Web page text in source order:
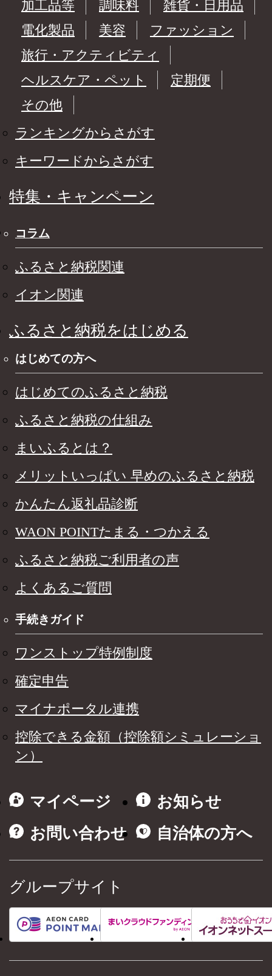
加工品等
調味料
雑貨・日用品
電化製品
美容
ファッション
旅行・アクティビティ
ヘルスケア・ペット
定期便
その他
ランキングからさがす
キーワードからさがす
特集・キャンペーン
コラム
ふるさと納税関連
イオン関連
ふるさと納税をはじめる
はじめての方へ
はじめてのふるさと納税
ふるさと納税の仕組み
まいふるとは？
メリットいっぱい 早めのふるさと納税
かんたん返礼品診断
WAON POINTたまる・つかえる
ふるさと納税ご利用者の声
よくあるご質問
手続きガイド
ワンストップ特例制度
確定申告
マイナポータル連携
控除できる金額（控除額シミュレーショ
ン）
マイページ
お知らせ
お問い合わせ
自治体の方へ
グループサイト